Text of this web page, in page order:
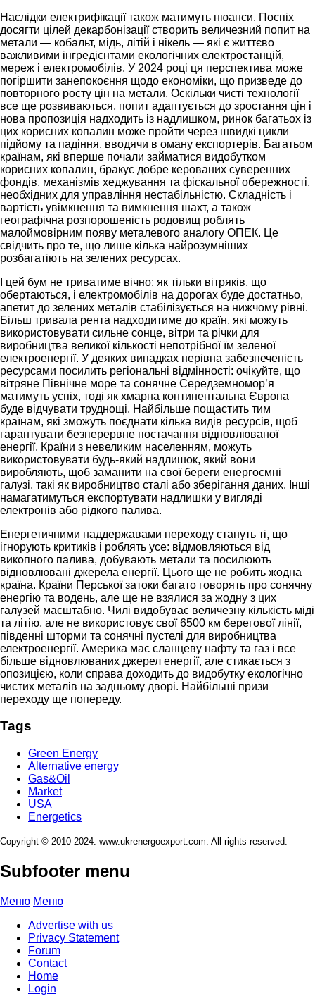
Наслідки електрифікації також матимуть нюанси. Поспіх
досягти цілей декарбонізації створить величезний попит на
метали — кобальт, мідь, літій і нікель — які є життєво
важливими інгредієнтами екологічних електростанцій,
мереж і електромобілів. У 2024 році ця перспектива може
погіршити занепокоєння щодо економіки, що призведе до
повторного росту цін на метали. Оскільки чисті технології
все ще розвиваються, попит адаптується до зростання цін і
нова пропозиція надходить із надлишком, ринок багатьох із
цих корисних копалин може пройти через швидкі цикли
підйому та падіння, вводячи в оману експортерів. Багатьом
країнам, які вперше почали займатися видобутком
корисних копалин, бракує добре керованих суверенних
фондів, механізмів хеджування та фіскальної обережності,
необхідних для управління нестабільністю. Складність і
вартість увімкнення та вимкнення шахт, а також
географічна розпорошеність родовищ роблять
малоймовірним появу металевого аналогу ОПЕК. Це
свідчить про те, що лише кілька найрозумніших
розбагатіють на зелених ресурсах.
І цей бум не триватиме вічно: як тільки вітряків, що
обертаються, і електромобілів на дорогах буде достатньо,
апетит до зелених металів стабілізується на нижчому рівні.
Більш тривала рента надходитиме до країн, які можуть
використовувати сильне сонце, вітри та річки для
виробництва великої кількості непотрібної їм зеленої
електроенергії. У деяких випадках нерівна забезпеченість
ресурсами посилить регіональні відмінності: очікуйте, що
вітряне Північне море та сонячне Середземномор’я
матимуть успіх, тоді як хмарна континентальна Європа
буде відчувати труднощі. Найбільше пощастить тим
країнам, які зможуть поєднати кілька видів ресурсів, щоб
гарантувати безперервне постачання відновлюваної
енергії. Країни з невеликим населенням, можуть
використовувати будь-який надлишок, який вони
виробляють, щоб заманити на свої береги енергоємні
галузі, такі як виробництво сталі або зберігання даних. Інші
намагатимуться експортувати надлишки у вигляді
електронів або рідкого палива.
Енергетичними наддержавами переходу стануть ті, що
ігнорують критиків і роблять усе: відмовляються від
викопного палива, добувають метали та посилюють
відновлювані джерела енергії. Цього ще не робить жодна
країна. Країни Перської затоки багато говорять про сонячну
енергію та водень, але ще не взялися за жодну з цих
галузей масштабно. Чилі видобуває величезну кількість міді
та літію, але не використовує свої 6500 км берегової лінії,
південні шторми та сонячні пустелі для виробництва
електроенергії. Америка має сланцеву нафту та газ і все
більше відновлюваних джерел енергії, але стикається з
опозицією, коли справа доходить до видобутку екологічно
чистих металів на задньому дворі. Найбільші призи
переходу ще попереду.
Tags
Green Energy
Alternative energy
Gas&Oil
Market
USA
Energetics
Copyright © 2010-2024. www.ukrenergoexport.com. All rights reserved.
Subfooter menu
Меню Меню
Advertise with us
Privacy Statement
Forum
Contact
Home
Login